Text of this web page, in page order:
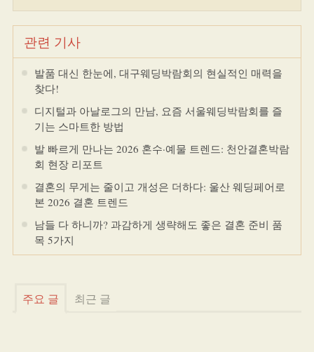
관련 기사
발품 대신 한눈에, 대구웨딩박람회의 현실적인 매력을
찾다!
디지털과 아날로그의 만남, 요즘 서울웨딩박람회를 즐
기는 스마트한 방법
발 빠르게 만나는 2026 혼수·예물 트렌드: 천안결혼박람
회 현장 리포트
결혼의 무게는 줄이고 개성은 더하다: 울산 웨딩페어로
본 2026 결혼 트렌드
남들 다 하니까? 과감하게 생략해도 좋은 결혼 준비 품
목 5가지
주요 글 최근 글